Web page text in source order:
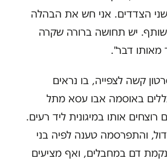
הצדדים. אני חש את הבהלה
יש תחושה ברורה שקרה
דבר".
קשה לצפייה, בו נראים
באוסמה אבו עסא מתל
אותו במיגונית ליד רעים.
והתפרסמה טענה לפיה בני
דם במחבלים, ואף מציעים